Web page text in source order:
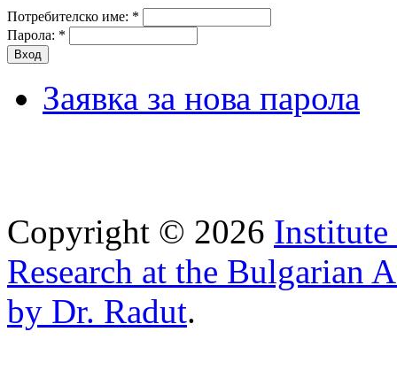
Потребителско име: *
Парола: *
Заявка за нова парола
Copyright © 2026
Research at the Bulgarian
by Dr. Radut.